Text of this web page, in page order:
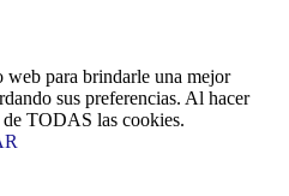
web para brindarle una mejor
sus preferencias. Al hacer
TODAS las cookies.